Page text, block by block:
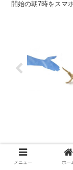
開始の朝7時をスマ
メニュー ホー